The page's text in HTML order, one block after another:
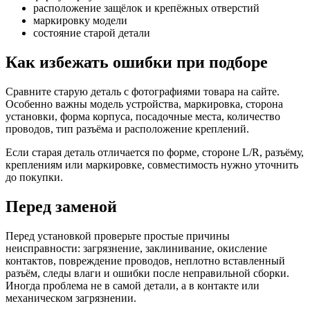
расположение защёлок и крепёжных отверстий
маркировку модели
состояние старой детали
Как избежать ошибки при подборе
Сравните старую деталь с фотографиями товара на сайте.
Особенно важны модель устройства, маркировка, сторона
установки, форма корпуса, посадочные места, количество
проводов, тип разъёма и расположение креплений.
Если старая деталь отличается по форме, стороне L/R, разъёму,
креплениям или маркировке, совместимость нужно уточнить
до покупки.
Перед заменой
Перед установкой проверьте простые причины
неисправности: загрязнение, заклинивание, окисление
контактов, повреждение проводов, неплотно вставленный
разъём, следы влаги и ошибки после неправильной сборки.
Иногда проблема не в самой детали, а в контакте или
механическом загрязнении.